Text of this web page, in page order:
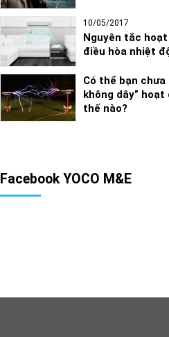
10/05/2017
Nguyên tắc
điều hòa nhiệt
Có thể bạn chưa
không dây” hoạt
thế nào?
Facebook YOCO M&E